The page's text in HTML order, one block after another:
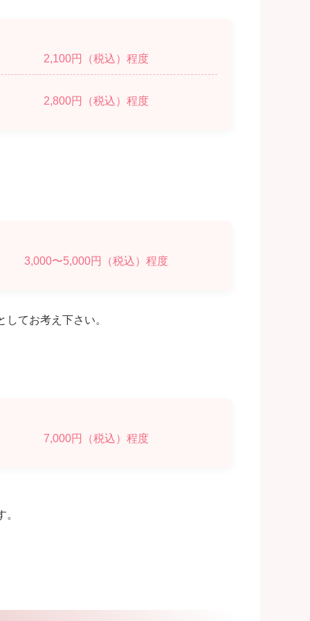
2,100円（税込）程度
2,800円（税込）程度
3,000〜5,000円（税込）程度
てお考え下さい。
7,000円（税込）程度